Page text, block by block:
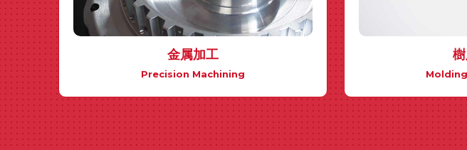
金属加工
Precision Machining